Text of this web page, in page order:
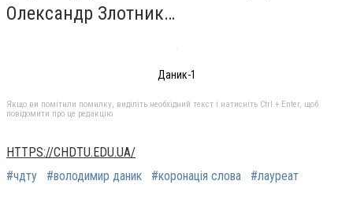
Олександр Злотник…
Даник-1
Якщо ви помітили помилку, виділіть необхідний текст і натисніть Ctrl + Enter, щоб
повідомити про це редакцію
HTTPS://CHDTU.EDU.UA/
#чдту
#володимир даник #коронація слова #лауреат